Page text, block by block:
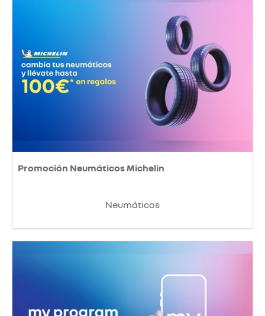
Promoción Neumáticos Michelin
Neumáticos